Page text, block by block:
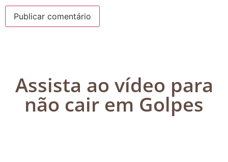
Assista ao vídeo para
não cair em Golpes